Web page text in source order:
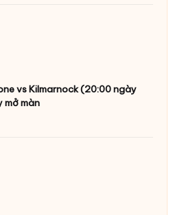
vs Kilmarnock (20:00 ngày
mở màn